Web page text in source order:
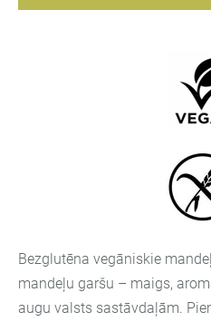
Bezglutēna vegāniskie
mandeļu garšu – maigs,
augu valsts sastāvdaļām.